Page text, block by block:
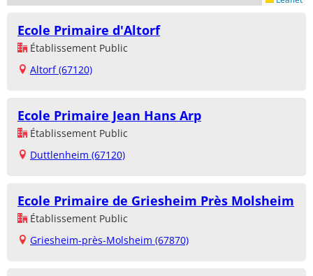
Ecole Primaire d'Altorf
Établissement Public
Altorf (67120)
Ecole Primaire Jean Hans Arp
Établissement Public
Duttlenheim (67120)
Ecole Primaire de Griesheim Près Molsheim
Établissement Public
Griesheim-près-Molsheim (67870)